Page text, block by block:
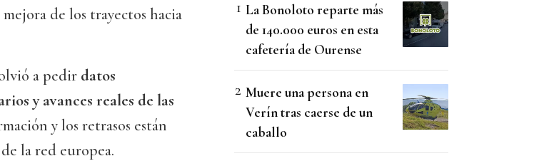
mejora de los trayectos hacia
a pedir datos
y avances reales de las
y los retrasos están
la red europea.
La Bonoloto reparte más
de 140.000 euros en esta
cafetería de Ourense
Muere una persona en
Verín tras caerse de un
caballo